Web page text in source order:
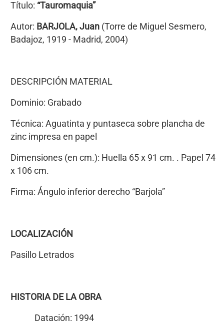
Título: “Tauromaquia”
Autor: BARJOLA, Juan(Torre de Miguel Sesmero,
Badajoz, 1919 - Madrid, 2004)
DESCRIPCIÓN MATERIAL
Dominio: Grabado
Técnica: Aguatinta y puntaseca sobre plancha de
zinc impresa en papel
Dimensiones (en cm.): Huella 65 x 91 cm. . Papel 74
x 106 cm.
Firma: Ángulo inferior derecho “Barjola”
LOCALIZACIÓN
Pasillo Letrados
HISTORIA DE LA OBRA
Datación: 1994